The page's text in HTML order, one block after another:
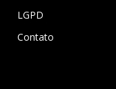
LGPD
Contato